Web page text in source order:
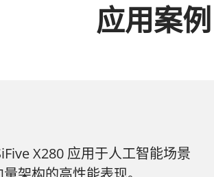
应用案例
X280 应用于人工智能场景